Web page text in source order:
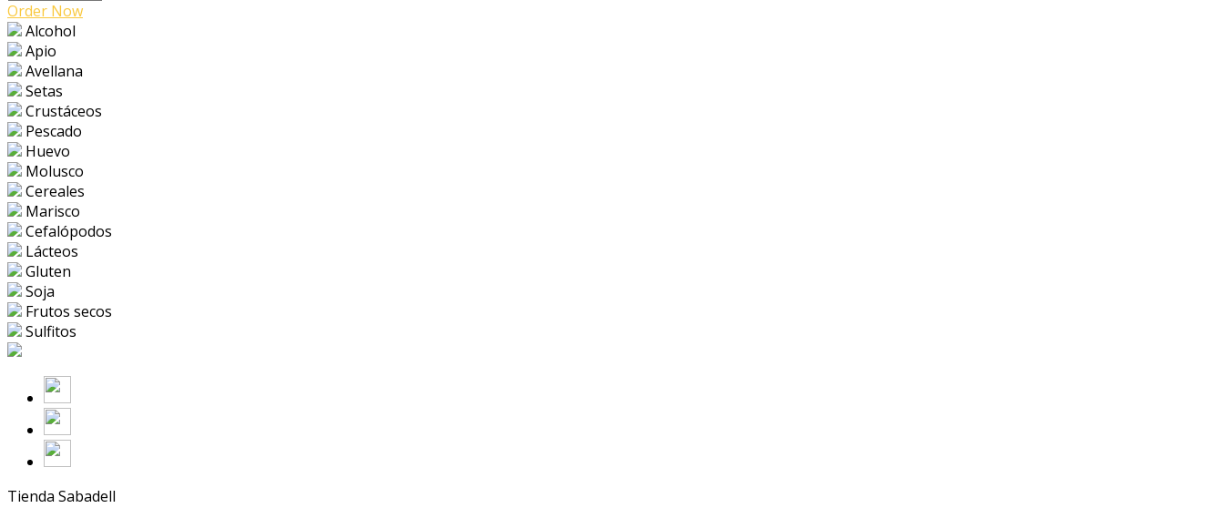
Order Now
Alcohol
Apio
Avellana
Setas
Crustáceos
Pescado
Huevo
Molusco
Cereales
Marisco
Cefalópodos
Lácteos
Gluten
Soja
Frutos secos
Sulfitos
Tienda Sabadell